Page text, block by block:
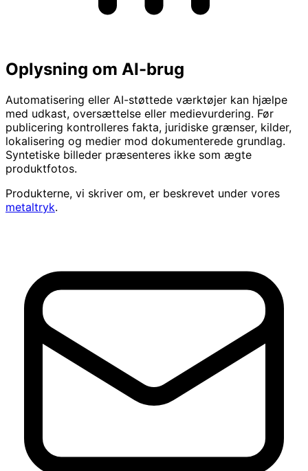
Oplysning om AI-brug
Automatisering eller AI-støttede værktøjer kan hjælpe
med udkast, oversættelse eller medievurdering. Før
publicering kontrolleres fakta, juridiske grænser, kilder,
lokalisering og medier mod dokumenterede grundlag.
Syntetiske billeder præsenteres ikke som ægte
produktfotos.
Produkterne, vi skriver om, er beskrevet under vores
metaltryk.